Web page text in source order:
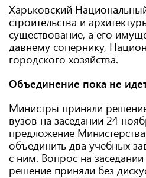
Харьковский
строительства и
существование, а его
давнему сопернику,
городского хозяйства.
Объединение пока не
Министры приняли
вузов на заседании 24
предложение
объединить два учебных
с ним. Вопрос на
решение приняли без